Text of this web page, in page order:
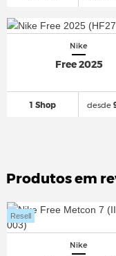
Nike
Free 2025
1 Shop desde
Produtos em
Nike
Resell